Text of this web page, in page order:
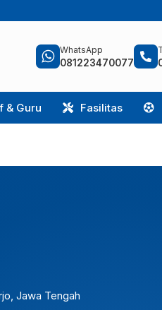
WhatsApp
081223470077
& Guru Fasilitas
Jawa Tengah